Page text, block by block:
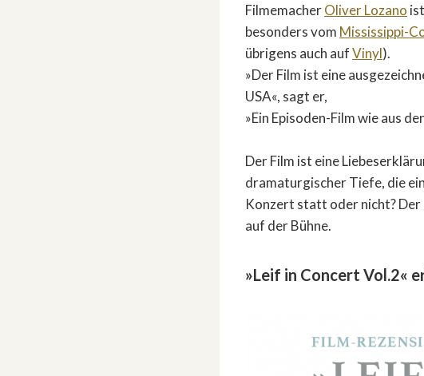
FilmemacherOliver Lozano
besonders vom Mississippi-
übrigens auch aufVinyl).
»Der Film ist eine
USA«, sagt er,
»Ein Episoden-Film wie aus
Der Film ist eine
dramaturgischer Tiefe, die
Konzert statt oder nicht? Der
auf der Bühne.
»Leif in Concert Vol.2«